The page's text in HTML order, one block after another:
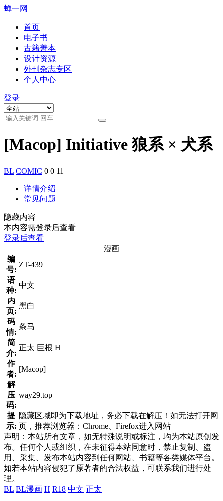
蝉一网
首页
电子书
古籍善本
设计资源
外刊杂志专区
个人中心
登录
[Macop] Initiative 狼系 × 犬系
BL COMIC 0 0 11
详情介绍
常见问题
隐藏内容
本内容需登录后查看
登录后查看
漫画
编
号:
ZT-439
语
种:
中文
内
页:
黑白
码
情:
条马
简
介:
正太 巨根 H
作
者:
[Macop]
解
压
码:
way29.top
提
示:
隐藏区域即为下载地址，务必下载在解压！如无法打开网
页，推荐浏览器：Chrome、Firefox进入网站
声明：本站所有文章，如无特殊说明或标注，均为本站原创发
布。任何个人或组织，在未征得本站同意时，禁止复制、盗
用、采集、发布本站内容到任何网站、书籍等各类媒体平台。
如若本站内容侵犯了原著者的合法权益，可联系我们进行处
理。
BL BL漫画 H R18 中文 正太